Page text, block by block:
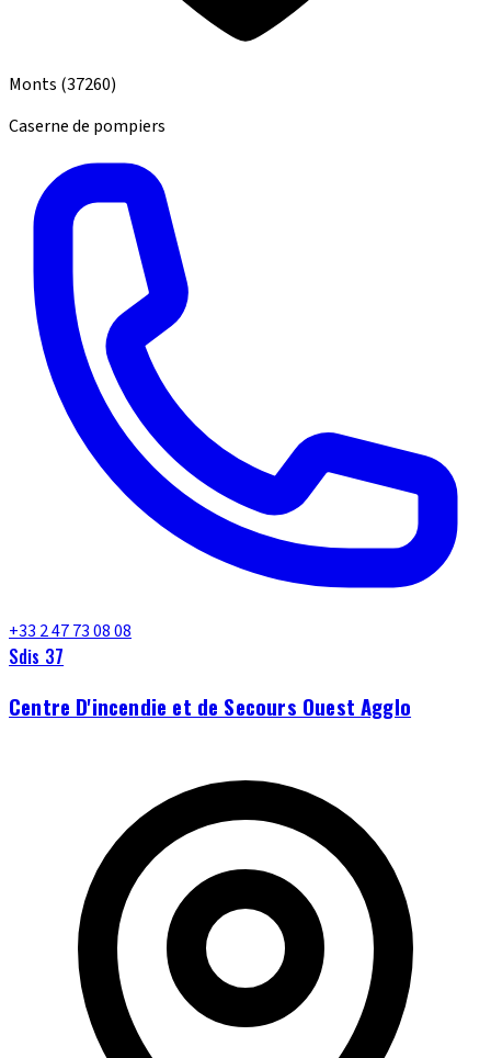
Monts (37260)
Caserne de pompiers
+33 2 47 73 08 08
Sdis 37
Centre D'incendie et de Secours Ouest Agglo